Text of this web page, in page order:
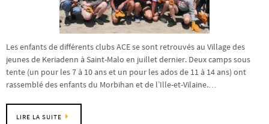
Les enfants de différents clubs ACE se sont retrouvés au Village des
jeunes de Keriadenn à Saint-Malo en juillet dernier. Deux camps sous
tente (un pour les 7 à 10 ans et un pour les ados de 11 à 14 ans) ont
rassemblé des enfants du Morbihan et de l’Ille-et-Vilaine.…
LIRE LA SUITE